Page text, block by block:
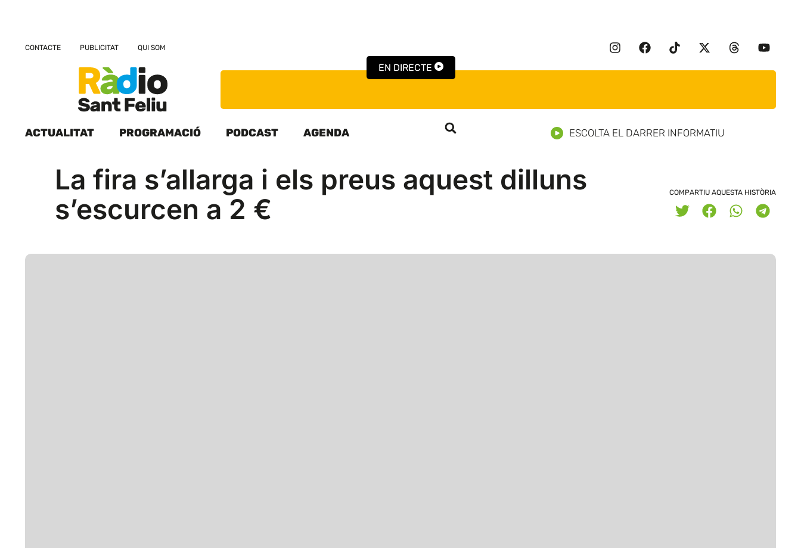
CONTACTE PUBLICITAT QUI SOM
EN DIRECTE
ACTUALITAT PROGRAMACIÓ PODCAST AGENDA ESCOLTA EL DARRER INFORMATIU
La fira s’allarga i els preus aquest dilluns
s’escurcen a 2 €
COMPARTIU AQUESTA HISTÒRIA